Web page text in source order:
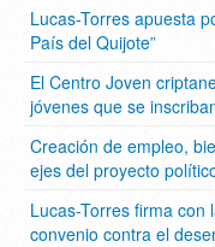
Lucas-Torres apuesta
País del Quijote”
El Centro Joven
jóvenes que se
Creación de empleo,
ejes del proyecto
Lucas-Torres firma con
convenio contra el